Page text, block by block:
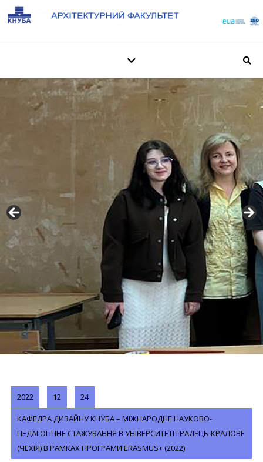
2022 12 24
КАФЕДРА ДИЗАЙНУ КНУБА – МІЖНАРОДНЕ НАУКОВО-
ПЕДАГОГІЧНЕ СТАЖУВАННЯ В УНІВЕРСИТЕТІ ГРАДЕЦЬ-КРАЛОВЕ
(ЧЕХІЯ) В РАМКАХ ПРОГРАМИ ERASMUS+ (2022)